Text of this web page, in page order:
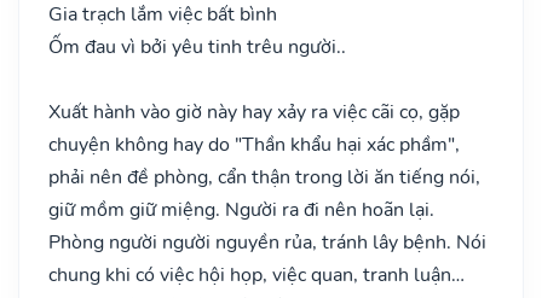
Gia trạch lắm việc bất bình
Ốm đau vì bởi yêu tinh trêu người..
Xuất hành vào giờ này hay xảy ra việc cãi cọ, gặp
chuyện không hay do "Thần khẩu hại xác phầm",
phải nên đề phòng, cẩn thận trong lời ăn tiếng nói,
giữ mồm giữ miệng. Người ra đi nên hoãn lại.
Phòng người người nguyền rủa, tránh lây bệnh. Nói
chung khi có việc hội họp, việc quan, tranh luận…